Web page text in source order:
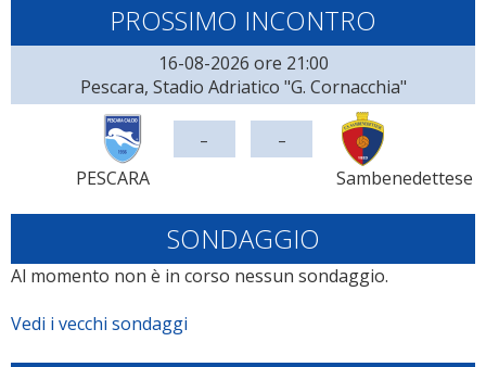
PROSSIMO INCONTRO
16-08-2026 ore 21:00
Pescara, Stadio Adriatico "G. Cornacchia"
PESCARA
- -
Sambenedettese
SONDAGGIO
Al momento non è in corso nessun sondaggio.
Vedi i vecchi sondaggi